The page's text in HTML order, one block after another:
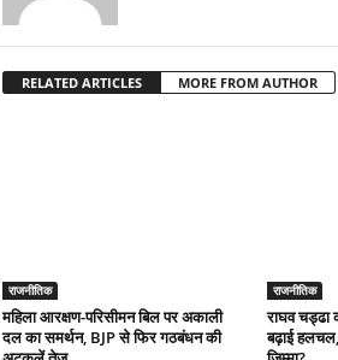
RELATED ARTICLES MORE FROM AUTHOR
राजनीतिक
महिला आरक्षण-परिसीमन बिल पर अकाली
दल का समर्थन, BJP से फिर गठबंधन की
राजनीतिक
राघव चड्ढा
बढ़ाई हलचल,